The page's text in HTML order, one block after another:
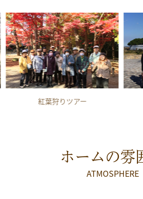
紅葉狩りツアー
ホームの雰
ATMOSPHERE